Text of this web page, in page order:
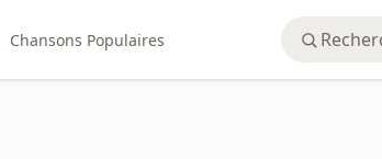
Chansons Populaires